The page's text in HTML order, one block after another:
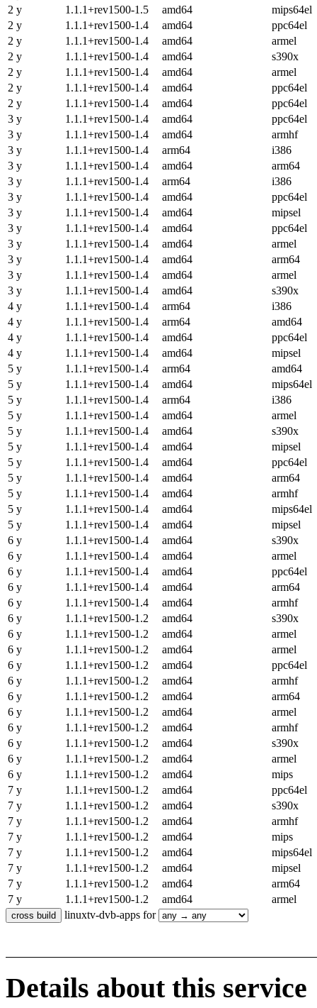
2 y
1.1.1+rev1500-1.5 amd64
mips64el
2 y
1.1.1+rev1500-1.4 amd64
ppc64el
2 y
1.1.1+rev1500-1.4 amd64
armel
2 y
1.1.1+rev1500-1.4 amd64
s390x
2 y
1.1.1+rev1500-1.4 amd64
armel
2 y
1.1.1+rev1500-1.4 amd64
ppc64el
2 y
1.1.1+rev1500-1.4 amd64
ppc64el
3 y
1.1.1+rev1500-1.4 amd64
ppc64el
3 y
1.1.1+rev1500-1.4 amd64
armhf
3 y
1.1.1+rev1500-1.4 arm64
i386
3 y
1.1.1+rev1500-1.4 amd64
arm64
3 y
1.1.1+rev1500-1.4 arm64
i386
3 y
1.1.1+rev1500-1.4 amd64
ppc64el
3 y
1.1.1+rev1500-1.4 amd64
mipsel
3 y
1.1.1+rev1500-1.4 amd64
ppc64el
3 y
1.1.1+rev1500-1.4 amd64
armel
3 y
1.1.1+rev1500-1.4 amd64
arm64
3 y
1.1.1+rev1500-1.4 amd64
armel
3 y
1.1.1+rev1500-1.4 amd64
s390x
4 y
1.1.1+rev1500-1.4 arm64
i386
4 y
1.1.1+rev1500-1.4 arm64
amd64
4 y
1.1.1+rev1500-1.4 amd64
ppc64el
4 y
1.1.1+rev1500-1.4 amd64
mipsel
5 y
1.1.1+rev1500-1.4 arm64
amd64
5 y
1.1.1+rev1500-1.4 amd64
mips64el
5 y
1.1.1+rev1500-1.4 arm64
i386
5 y
1.1.1+rev1500-1.4 amd64
armel
5 y
1.1.1+rev1500-1.4 amd64
s390x
5 y
1.1.1+rev1500-1.4 amd64
mipsel
5 y
1.1.1+rev1500-1.4 amd64
ppc64el
5 y
1.1.1+rev1500-1.4 amd64
arm64
5 y
1.1.1+rev1500-1.4 amd64
armhf
5 y
1.1.1+rev1500-1.4 amd64
mips64el
5 y
1.1.1+rev1500-1.4 amd64
mipsel
6 y
1.1.1+rev1500-1.4 amd64
s390x
6 y
1.1.1+rev1500-1.4 amd64
armel
6 y
1.1.1+rev1500-1.4 amd64
ppc64el
6 y
1.1.1+rev1500-1.4 amd64
arm64
6 y
1.1.1+rev1500-1.4 amd64
armhf
6 y
1.1.1+rev1500-1.2 amd64
s390x
6 y
1.1.1+rev1500-1.2 amd64
armel
6 y
1.1.1+rev1500-1.2 amd64
armel
6 y
1.1.1+rev1500-1.2 amd64
ppc64el
6 y
1.1.1+rev1500-1.2 amd64
armhf
6 y
1.1.1+rev1500-1.2 amd64
arm64
6 y
1.1.1+rev1500-1.2 amd64
armel
6 y
1.1.1+rev1500-1.2 amd64
armhf
6 y
1.1.1+rev1500-1.2 amd64
s390x
6 y
1.1.1+rev1500-1.2 amd64
armel
6 y
1.1.1+rev1500-1.2 amd64
mips
7 y
1.1.1+rev1500-1.2 amd64
ppc64el
7 y
1.1.1+rev1500-1.2 amd64
s390x
7 y
1.1.1+rev1500-1.2 amd64
armhf
7 y
1.1.1+rev1500-1.2 amd64
mips
7 y
1.1.1+rev1500-1.2 amd64
mips64el
7 y
1.1.1+rev1500-1.2 amd64
mipsel
7 y
1.1.1+rev1500-1.2 amd64
arm64
7 y
1.1.1+rev1500-1.2 amd64
armel
linuxtv-dvb-apps for
Details about this service